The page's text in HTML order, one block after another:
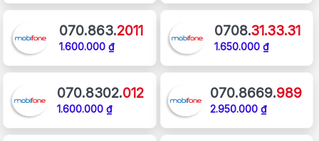
070.863.2011
1.600.000 ₫
0708.31.33.31
1.650.000 ₫
070.8302.012
1.600.000 ₫
070.8669.989
2.950.000 ₫